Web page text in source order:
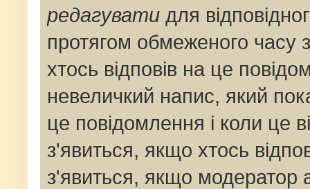
редагувати для
протягом обмеженого
хтось відповів на це
невеличкий напис, який
це повідомлення і коли це
з'явиться, якщо хтось
з'явиться, якщо модератор